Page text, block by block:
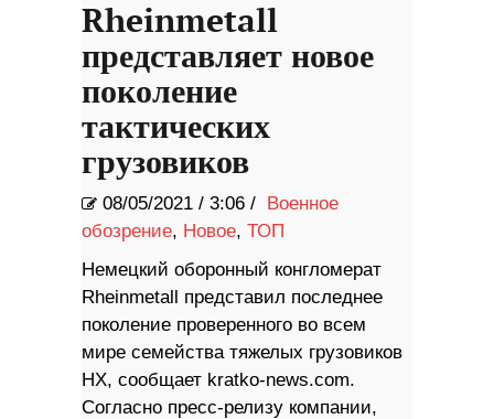
Rheinmetall
представляет новое
поколение
тактических
грузовиков
08/05/2021 / 3:06 / Военное
обозрение, Новое, ТОП
Немецкий оборонный конгломерат
Rheinmetall представил последнее
поколение проверенного во всем
мире семейства тяжелых грузовиков
HX, сообщает kratko-news.com.
Согласно пресс-релизу компании,